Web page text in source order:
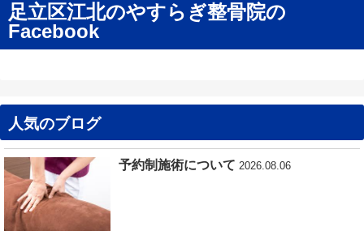
足立区江北のやすらぎ整骨院の
Facebook
人気のブログ
予約制施術について 2026.08.06